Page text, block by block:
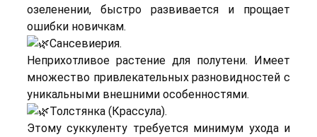
озеленении, быстро развивается и прощает
ошибки новичкам.
Сансевиерия.
Неприхотливое растение для полутени. Имеет
множество привлекательных разновидностей с
уникальными внешними особенностями.
Толстянка (Крассула).
Этому суккуленту требуется минимум ухода и